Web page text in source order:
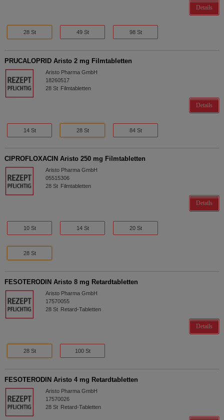
Details
28 St 49 St 98 St
PRUCALOPRID Aristo 2 mg Filmtabletten
Aristo Pharma GmbH
18260517
28 St Filmtabletten
Details
14 St 28 St 84 St
CIPROFLOXACIN Aristo 250 mg Filmtabletten
Aristo Pharma GmbH
05515306
28 St Filmtabletten
Details
10 St 14 St 20 St
28 St
FESOTERODIN Aristo 8 mg Retardtabletten
Aristo Pharma GmbH
17570055
28 St Retard-Tabletten
Details
28 St 100 St
FESOTERODIN Aristo 4 mg Retardtabletten
Aristo Pharma GmbH
17570026
28 St Retard-Tabletten